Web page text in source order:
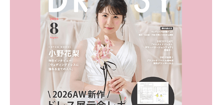
ング診断」か、体験型 […]
続きを読む